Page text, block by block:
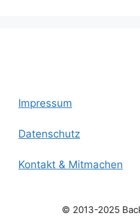
Impressum
Datenschutz
Kontakt & Mitmachen
© 2013-2025